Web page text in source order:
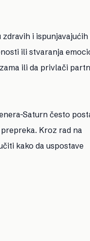
i ispunjavajućih
ili stvaranja
ili da privlači
Saturn često
Kroz rad na
kako da uspostave